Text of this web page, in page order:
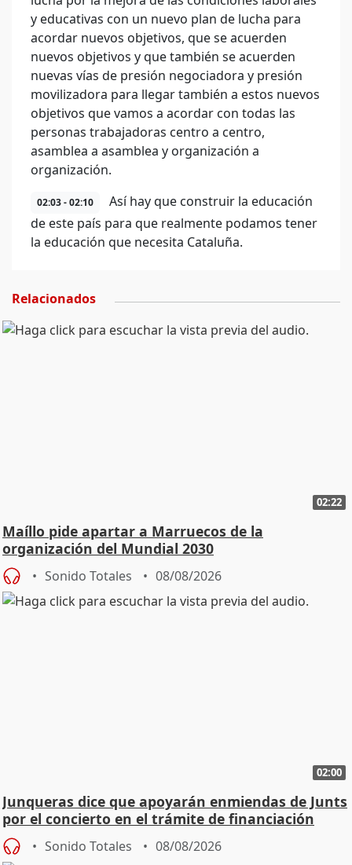
y educativas con un nuevo plan de lucha para
acordar nuevos objetivos, que se acuerden
nuevos objetivos y que también se acuerden
nuevas vías de presión negociadora y presión
movilizadora para llegar también a estos nuevos
objetivos que vamos a acordar con todas las
personas trabajadoras centro a centro,
asamblea a asamblea y organización a
organización.
02:03 - 02:10
Así hay que construir la educación
de este país para que realmente podamos tener
la educación que necesita Cataluña.
Relacionados
02:22
Maíllo pide apartar a Marruecos de la
organización del Mundial 2030
Sonido Totales 08/08/2026
02:00
Junqueras dice que apoyarán enmiendas de Junts
por el concierto en el trámite de financiación
Sonido Totales 08/08/2026